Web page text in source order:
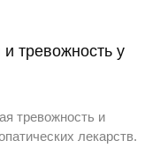
тревожность у
тревожность и
лекарств.